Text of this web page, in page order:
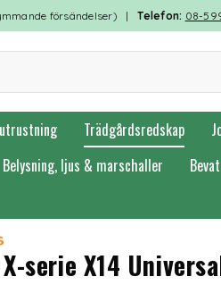
försändelser) |Telefon: 08-
Trädgårdsredskap
Belysning, ljus & marschaller
serie X14